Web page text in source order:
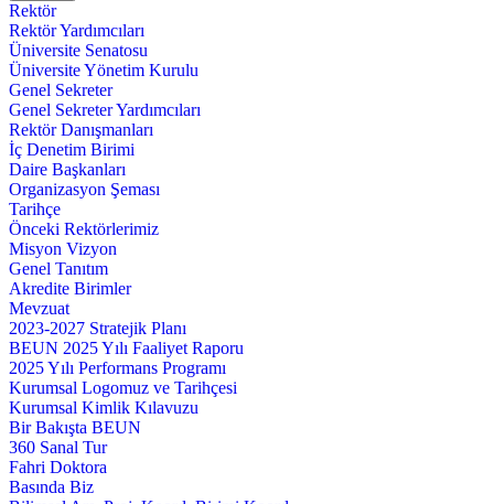
Rektör
Rektör Yardımcıları
Üniversite Senatosu
Üniversite Yönetim Kurulu
Genel Sekreter
Genel Sekreter Yardımcıları
Rektör Danışmanları
İç Denetim Birimi
Daire Başkanları
Organizasyon Şeması
Tarihçe
Önceki Rektörlerimiz
Misyon Vizyon
Genel Tanıtım
Akredite Birimler
Mevzuat
2023-2027 Stratejik Planı
BEUN 2025 Yılı Faaliyet Raporu
2025 Yılı Performans Programı
Kurumsal Logomuz ve Tarihçesi
Kurumsal Kimlik Kılavuzu
Bir Bakışta BEUN
360 Sanal Tur
Fahri Doktora
Basında Biz